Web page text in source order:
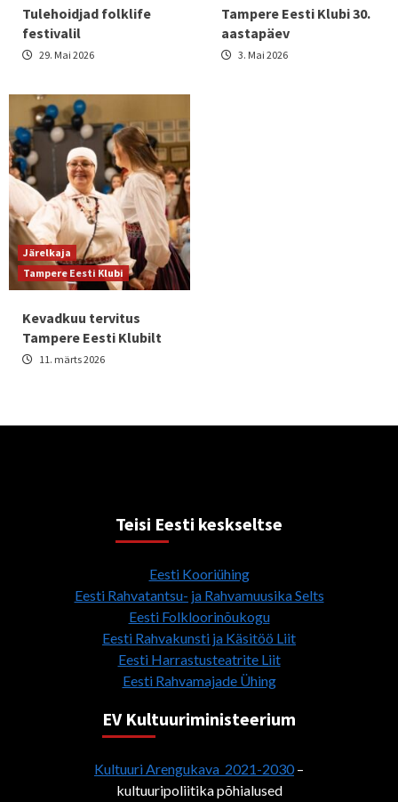
Tulehoidjad folklife
festivalil
29. Mai 2026
Tampere Eesti Klubi 30.
aastapäev
3. Mai 2026
Järelkaja
Tampere Eesti Klubi
Kevadkuu tervitus
Tampere Eesti Klubilt
11. märts 2026
Teisi Eesti keskseltse
Eesti Kooriühing
Eesti Rahvatantsu- ja Rahvamuusika Selts
Eesti Folkloorinõukogu
Eesti Rahvakunsti ja Käsitöö Liit
Eesti Harrastusteatrite Liit
Eesti Rahvamajade Ühing
EV Kultuuriministeerium
Kultuuri Arengukava 2021-2030–
kultuuripoliitika põhialused